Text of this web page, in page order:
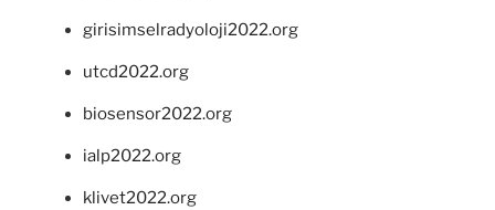
girisimselradyoloji2022.org
utcd2022.org
biosensor2022.org
ialp2022.org
klivet2022.org